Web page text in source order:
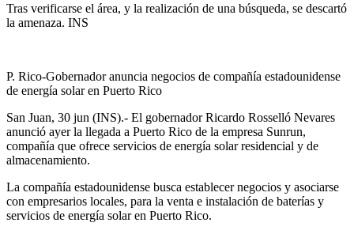
Tras verificarse el área, y la realización de una búsqueda, se descartó
la amenaza. INS
P. Rico-Gobernador anuncia negocios de compañía estadounidense
de energía solar en Puerto Rico
San Juan, 30 jun (INS).- El gobernador Ricardo Rosselló Nevares
anunció ayer la llegada a Puerto Rico de la empresa Sunrun,
compañía que ofrece servicios de energía solar residencial y de
almacenamiento.
La compañía estadounidense busca establecer negocios y asociarse
con empresarios locales, para la venta e instalación de baterías y
servicios de energía solar en Puerto Rico.